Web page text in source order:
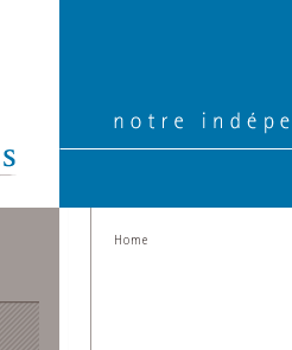
Home